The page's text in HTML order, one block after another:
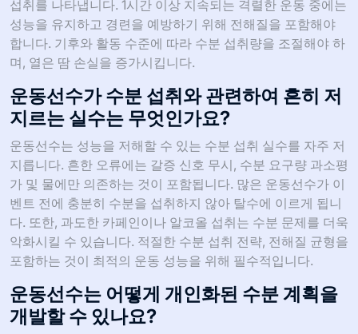
섭취를 나타냅니다. 1시간 이상 지속되는 격렬한 운동 중에는
성능을 유지하고 경련을 예방하기 위해 전해질을 포함해야
합니다. 기후와 활동 수준에 따라 수분 섭취량을 조절해야 하
며, 열은 땀 손실을 증가시킵니다.
운동선수가 수분 섭취와 관련하여 흔히 저
지르는 실수는 무엇인가요?
운동선수는 성능을 저해할 수 있는 수분 섭취 실수를 자주 저
지릅니다. 흔한 오류에는 갈증 신호 무시, 수분 요구량 과소평
가 및 물에만 의존하는 것이 포함됩니다. 많은 운동선수가 이
벤트 전에 충분히 수분을 섭취하지 않아 탈수에 이르게 됩니
다. 또한, 과도한 카페인이나 알코올 섭취는 수분 문제를 더욱
악화시킬 수 있습니다. 적절한 수분 섭취 전략, 전해질 균형을
포함하는 것이 최적의 운동 성능을 위해 필수적입니다.
운동선수는 어떻게 개인화된 수분 계획을
개발할 수 있나요?